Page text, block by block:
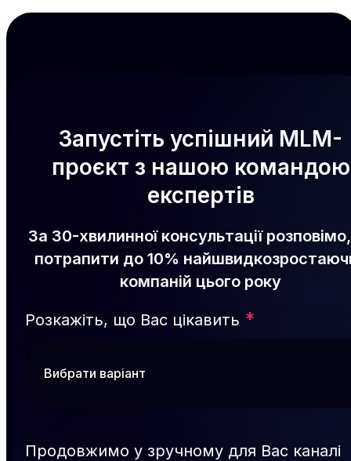
Запустіть успішний MLM-
проєкт з нашою командою
експертів
За 30-хвилинної консультації
потрапити до 10%
компаній цього року
Розкажіть, що Вас цікавить *
Продовжимо у зручному для Вас каналі